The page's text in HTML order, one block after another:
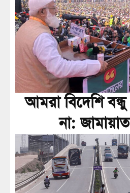
আমরা বিদেশি
না: